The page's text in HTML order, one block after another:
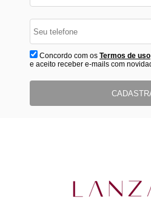
Concordo com os Termos de uso
e aceito receber e-mails com